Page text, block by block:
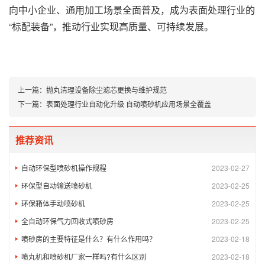
向中小企业、通用加工场景全面普及，成为表面处理行业的
“标配装备”，推动行业实现高质量、可持续发展。
上一篇： 抛丸清理设备除尘滤芯更换与维护规范
下一篇： 表面处理行业自动化升级 自动喷砂机应用场景全覆盖
推荐资讯
2023-02-27
自动环保型喷砂机操作规程
2023-02-25
环保型自动输送喷砂机
2023-02-25
环保箱体手动喷砂机
2023-02-25
全自动环保气力回收式喷砂房
2023-02-18
喷砂房的主要特征是什么？有什么作用吗？
2023-02-18
喷丸机和喷砂机厂家一样吗?有什么区别